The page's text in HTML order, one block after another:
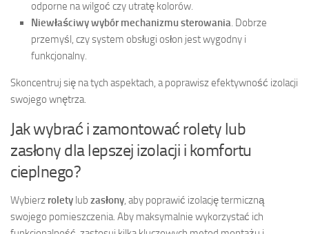
odporne na wilgoć czy utratę kolorów.
Niewłaściwy wybór mechanizmu sterowania . Dobrze
przemyśl, czy system obsługi osłon jest wygodny i
funkcjonalny.
Skoncentruj się na tych aspektach, a poprawisz efektywność izolacji
swojego wnętrza.
Jak wybrać i zamontować rolety lub
zasłony dla lepszej izolacji i komfortu
cieplnego?
Wybierz rolety lub zasłony , aby poprawić izolację termiczną
swojego pomieszczenia. Aby maksymalnie wykorzystać ich